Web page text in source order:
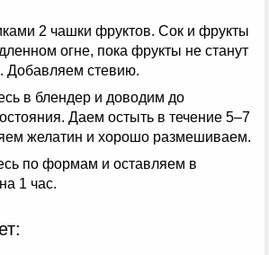
2 чашки фруктов. Сок и фрукты
огне, пока фрукты не станут
Добавляем стевию.
в блендер и доводим до
Даем остыть в течение 5–7
желатин и хорошо размешиваем.
по формам и оставляем в
1 час.